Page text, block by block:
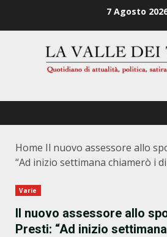
7 Agosto
Home Il nuovo assessore allo
“Ad inizio settimana chiamerò i
Varie
Il nuovo assessore allo
Presti: “Ad inizio